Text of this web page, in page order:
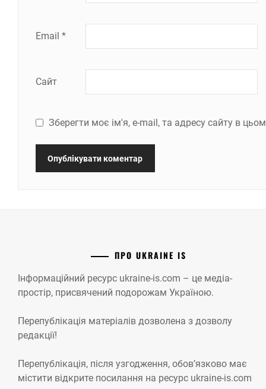
Email *
Сайт
Зберегти моє ім'я, e-mail, та адресу сайту в
ПРО UKRAINE IS
Інформаційний ресурс ukraine-is.com – це медіа-
простір, присвячений подорожам Україною.
Перепублікація матеріалів дозволена з дозволу
редакції!
Перепублікація, після узгодження, обов’язково має
містити відкрите посилання на ресурс ukraine-is.com